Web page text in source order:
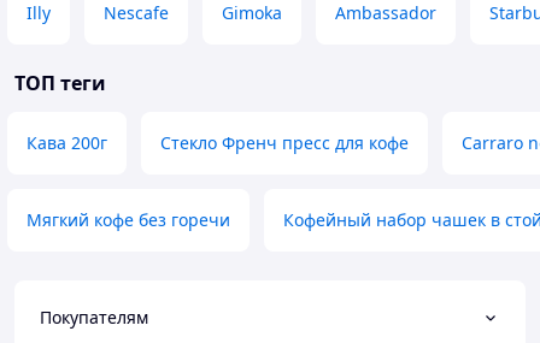
Illy Nescafe Gimoka Ambassador
ТОП теги
Кава 200г Стекло Френч пресс для кофе Carraro
Мягкий кофе без горечи Кофейный набор чашек в
Покупателям